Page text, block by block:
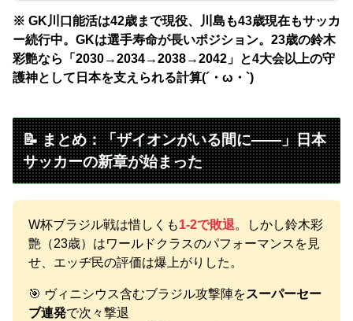
※ GK川口能活は42歳まで現役、川島も43歳現在もサッカ
ー続行中。GKは選手寿命が長いポジション。23歳の鈴木
彩艶なら「2030→2034→2038→2042」と4大会以上の守
護神として日本を支えられる計算(´・ω・`)
📝 まとめ：「ザイオンがいる間に——」日本
サッカーの新章が始まった
W杯ブラジル戦は惜しくも1-2で敗退。しかし鈴木彩
艶（23歳）はワールドクラスのパフォーマンスを見
せ、エッヂ民の評価は爆上がりした。
🎯 ヴィニシウス含むブラジル攻撃陣をスーパーセー
ブ連発で次々撃退